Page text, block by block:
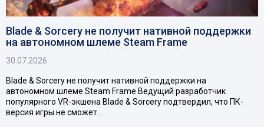
Blade & Sorcery не получит нативной поддержки
на автономном шлеме Steam Frame
30.07.2026
Blade & Sorcery не получит нативной поддержки на
автономном шлеме Steam Frame Ведущий разработчик
популярного VR-экшена Blade & Sorcery подтвердил, что ПК-
версия игры не сможет…